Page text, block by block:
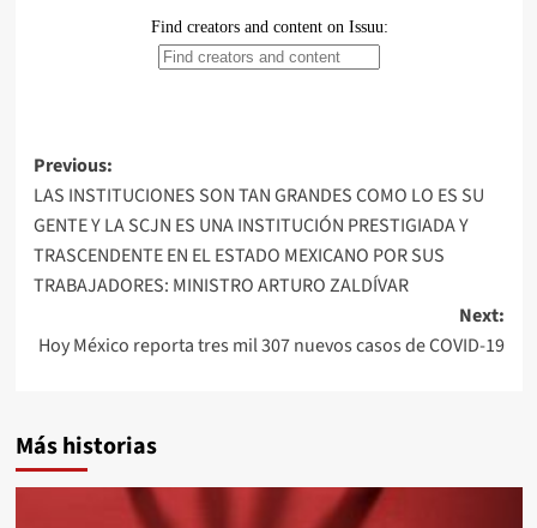
Post
navigation
Previous:
LAS INSTITUCIONES SON TAN GRANDES COMO LO ES SU
GENTE Y LA SCJN ES UNA INSTITUCIÓN PRESTIGIADA Y
TRASCENDENTE EN EL ESTADO MEXICANO POR SUS
TRABAJADORES: MINISTRO ARTURO ZALDÍVAR
Next:
Hoy México reporta tres mil 307 nuevos casos de COVID-19
Más historias